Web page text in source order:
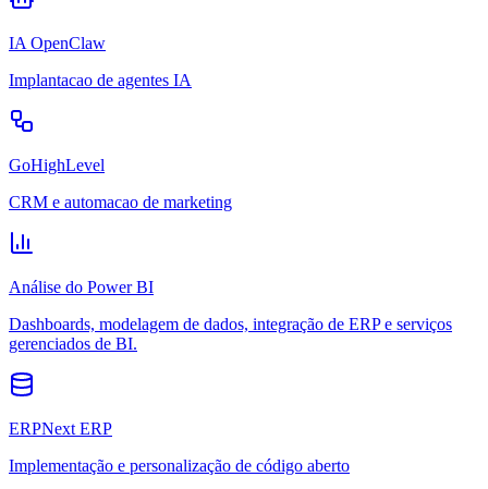
IA OpenClaw
Implantacao de agentes IA
GoHighLevel
CRM e automacao de marketing
Análise do Power BI
Dashboards, modelagem de dados, integração de ERP e serviços
gerenciados de BI.
ERPNext ERP
Implementação e personalização de código aberto